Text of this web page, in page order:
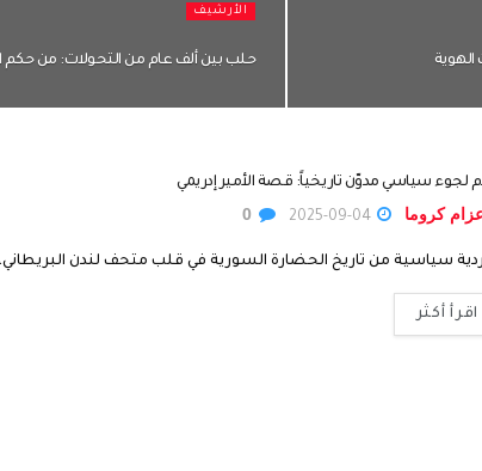
الهوية
الأرشيف
حلب بين ألف عام من التحولات: من حكم العرب
لجوء سياسي مدوّن تاريخياً: قصة الأمير إدريمي
كروما
سياسية من تاريخ الحضارة السورية في قلب متحف لندن
اقرأ أكثر